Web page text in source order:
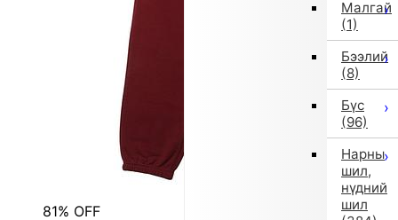
Малгай
(1)
Бээлий
(8)
Бүс
(96)
Нарны
шил,
нүдний
шил
81% OFF